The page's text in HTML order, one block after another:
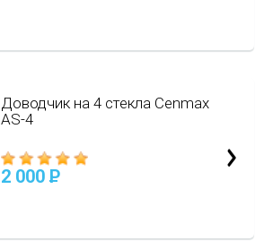
Доводчик на 4 стекла Cenmax
AS-4
2 000 P